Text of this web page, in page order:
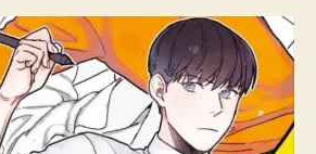
d
e
p
u
b
l
L
s
u
l
-
c